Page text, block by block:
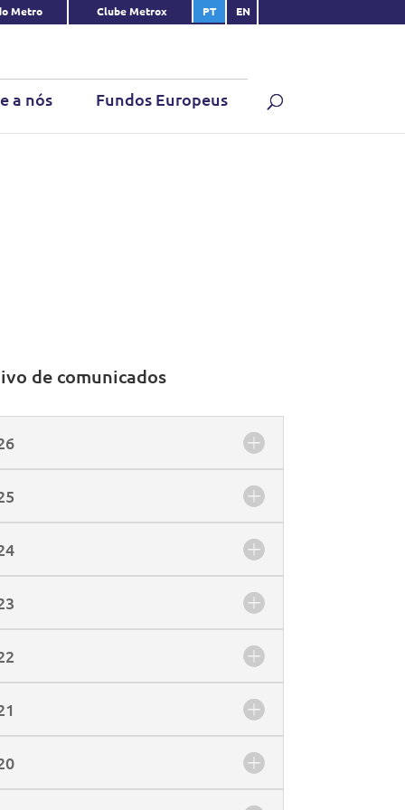
Metro Clube Metrox PT EN
a nós Fundos Europeus
de comunicados